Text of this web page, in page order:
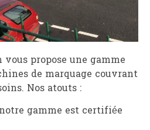
propose une gamme
de marquage couvrant
Nos atouts :
gamme est certifiée